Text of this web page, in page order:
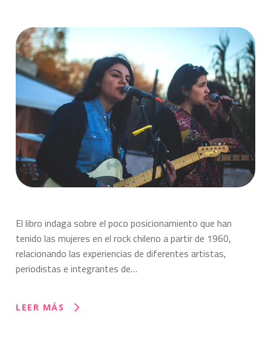
El libro indaga sobre el poco posicionamiento que han
tenido las mujeres en el rock chileno a partir de 1960,
relacionando las experiencias de diferentes artistas,
periodistas e integrantes de…
LEER MÁS